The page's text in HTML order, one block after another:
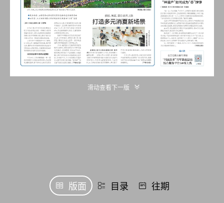
滑动查看下一版
版面 目录 往期